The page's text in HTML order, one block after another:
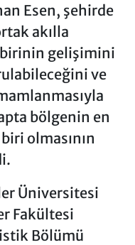
Esen, şehirde
akılla
gelişimini
ve
bölgenin en
olmasının
Üniversitesi
Fakültesi
Bölümü